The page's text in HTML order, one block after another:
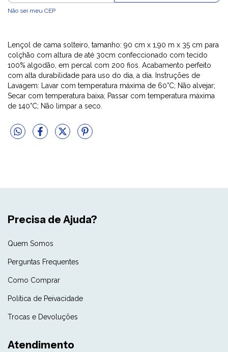
Não sei meu CEP
Lençol de cama solteiro, tamanho: 90 cm x 1,90 m x 35 cm para
colçhão com altura de até 30cm confeccionado com tecido
100% algodão, em percal com 200 fios. Acabamento perfeito
com alta durabilidade para uso do dia, a dia. Instruções de
Lavagem: Lavar com temperatura máxima de 60°C; Não alvejar;
Secar com temperatura baixa; Passar com temperatura máxima
de 140°C; Não limpar a seco.
Precisa de Ajuda?
Quem Somos
Perguntas Frequentes
Como Comprar
Política de Peivacidade
Trocas e Devoluções
Atendimento